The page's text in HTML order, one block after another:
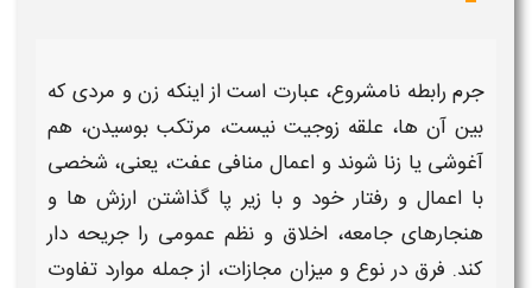
جرمرابطه نامشروع، عبارت است از اینکه زن و مردی که
بین آن ها، علقه زوجیت نیست، مرتکب بوسیدن، هم
آغوشی یا زنا شوند و اعمال منافی عفت، یعنی، شخصی
با اعمال و رفتار خود و با زیر پا گذاشتن ارزش ها و
هنجارهای جامعه، اخلاق و نظم عمومی را جریحه دار
کند. فرق در نوع و میزان مجازات، از جمله موارد تفاوت